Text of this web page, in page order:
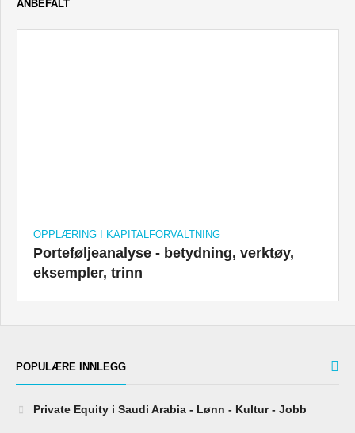
ANBEFALT
OPPLÆRING I KAPITALFORVALTNING
Porteføljeanalyse - betydning, verktøy,
eksempler, trinn
POPULÆRE INNLEGG
Private Equity i Saudi Arabia - Lønn - Kultur - Jobb